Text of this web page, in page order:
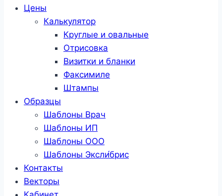
Цены
Калькулятор
Круглые и овальные
Отрисовка
Визитки и бланки
Факсимиле
Штампы
Образцы
Шаблоны Врач
Шаблоны ИП
Шаблоны ООО
Шаблоны Эксли́брис
Контакты
Векторы